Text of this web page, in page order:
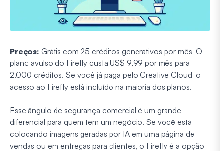
Preços: Grátis com 25 créditos generativos por mês. O
plano avulso do Firefly custa US$ 9,99 por mês para
2.000 créditos. Se você já paga pelo Creative Cloud, o
acesso ao Firefly está incluído na maioria dos planos.
Esse ângulo de segurança comercial é um grande
diferencial para quem tem um negócio. Se você está
colocando imagens geradas por IA em uma página de
vendas ou em entregas para clientes, o Firefly é a opção